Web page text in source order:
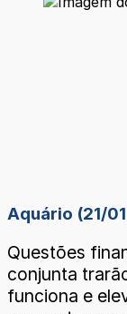
Aquário (21/
Questões
conjunta
funciona e